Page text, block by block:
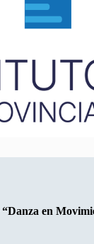
“Danza en